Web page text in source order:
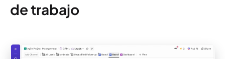
de trabajo